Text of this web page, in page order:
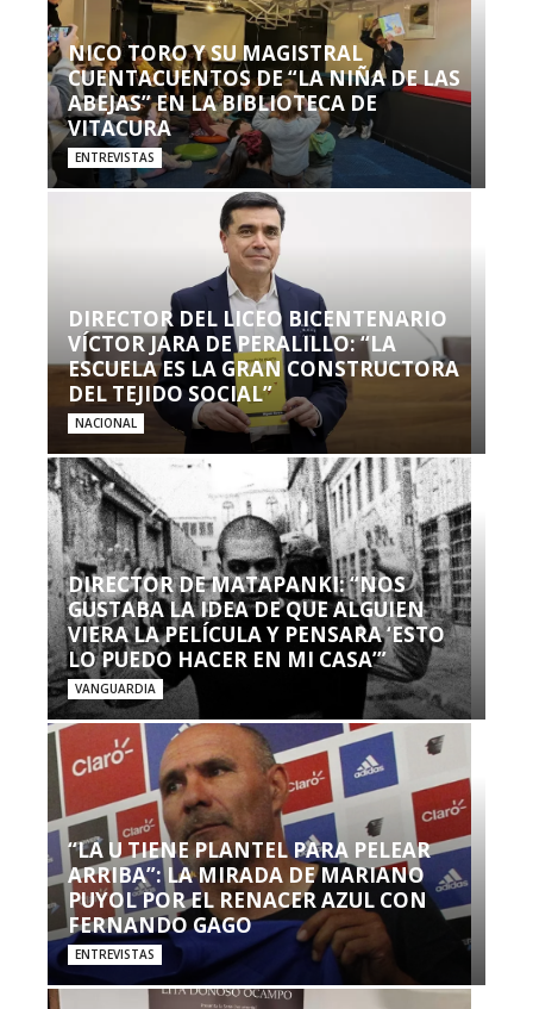
NICO TORO Y SU MAGISTRAL
CUENTACUENTOS DE “LA NIÑA DE LAS
ABEJAS” EN LA BIBLIOTECA DE
VITACURA
ENTREVISTAS
DIRECTOR DEL LICEO BICENTENARIO
VÍCTOR JARA DE PERALILLO: “LA
ESCUELA ES LA GRAN CONSTRUCTORA
DEL TEJIDO SOCIAL”
NACIONAL
DIRECTOR DE MATAPANKI: “NOS
GUSTABA LA IDEA DE QUE ALGUIEN
VIERA LA PELÍCULA Y PENSARA ‘ESTO
LO PUEDO HACER EN MI CASA’”
VANGUARDIA
“LA U TIENE PLANTEL PARA PELEAR
ARRIBA”: LA MIRADA DE MARIANO
PUYOL POR EL RENACER AZUL CON
FERNANDO GAGO
ENTREVISTAS